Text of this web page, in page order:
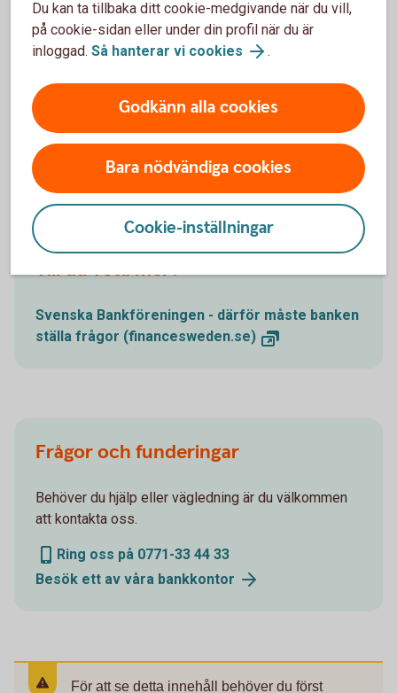
innebär politisk utsatthet medför en ökad risk för att
utsättas för till exempel korruption eller mutbrott.
Därför behöver vi veta om den verkliga huvudmannen är en
person i politisk utsatt ställning eller om huvudmannen har
en familjemedlem eller medarbetare som är PEP.
Mer information
Vill du veta mer?
Svenska Bankföreningen - därför måste banken
ställa frågor (financesweden.se)
Frågor och funderingar
Behöver du hjälp eller vägledning är du välkommen
att kontakta oss.
Ring oss på 0771-33 44 33
Besök ett av våra bankkontor
För att se detta innehåll behöver du först
Du kan ta tillbaka ditt cookie-medgivande när du vill,
på cookie-sidan eller under din profil när du är
inloggad. Så hanterar vi cookies .
Godkänn alla cookies
Bara nödvändiga cookies
Cookie-inställningar